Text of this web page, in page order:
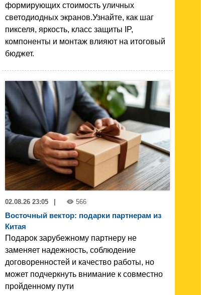
формирующих стоимость уличных
светодиодных экранов.Узнайте, как шаг
пикселя, яркость, класс защиты IP,
компоненты и монтаж влияют на итоговый
бюджет.
02.08.26 23:05 566
Восточный вектор: подарки партнерам из
Китая
Подарок зарубежному партнеру не
заменяет надежность, соблюдение
договоренностей и качество работы, но
может подчеркнуть внимание к совместно
пройденному пути